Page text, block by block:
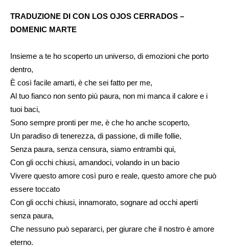
TRADUZIONE DI CON LOS OJOS CERRADOS –
DOMENIC MARTE
Insieme a te ho scoperto un universo, di emozioni che porto
dentro,
È così facile amarti, è che sei fatto per me,
Al tuo fianco non sento più paura, non mi manca il calore e i
tuoi baci,
Sono sempre pronti per me, è che ho anche scoperto,
Un paradiso di tenerezza, di passione, di mille follie,
Senza paura, senza censura, siamo entrambi qui,
Con gli occhi chiusi, amandoci, volando in un bacio
Vivere questo amore così puro e reale, questo amore che può
essere toccato
Con gli occhi chiusi, innamorato, sognare ad occhi aperti
senza paura,
Che nessuno può separarci, per giurare che il nostro è amore
eterno.